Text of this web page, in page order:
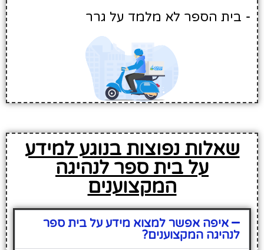
- בית הספר לא מלמד על גרר
שאלות נפוצות בנוגע למידע
על בית ספר לנהיגה
המקצוענים
איפה אפשר למצוא מידע על בית ספר
לנהיגה המקצוענים?